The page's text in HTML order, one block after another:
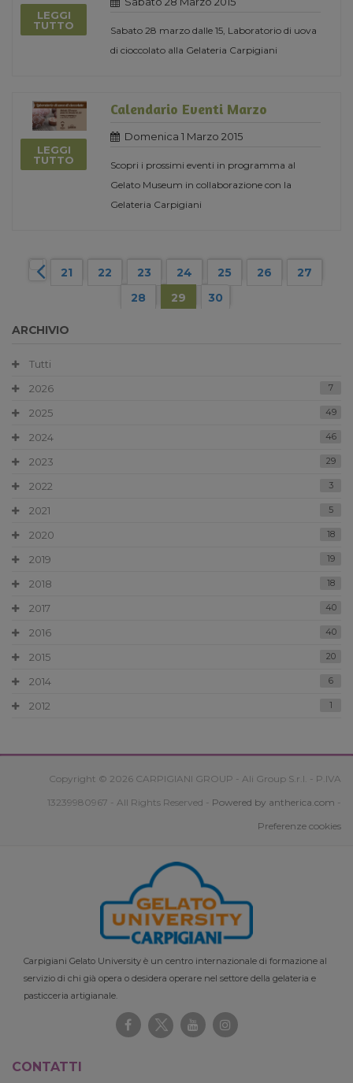
LEGGI
TUTTO
Sabato 28 marzo dalle 15, Laboratorio di uova
di cioccolato alla Gelateria Carpigiani
LEGGI
TUTTO
Calendario Eventi Marzo
Domenica 1 Marzo 2015
Scopri i prossimi eventi in programma al
Gelato Museum in collaborazione con la
Gelateria Carpigiani
21 22 23 24 25 26
27
28
29 30
ARCHIVIO
Tutti
2026
7
2025 49
2024 46
2023 29
2022 3
2021 5
2020 18
2019 19
2018 18
2017 40
2016 40
2015 20
2014 6
2012 1
Copyright © 2026 CARPIGIANI GROUP - Ali Group S.r.l. - P.IVA
13239980967 - All Rights Reserved - Powered by antherica.com -
Preferenze cookies
Carpigiani Gelato University è un centro internazionale di formazione al
servizio di chi già opera o desidera operare nel settore della gelateria e
pasticceria artigianale.
CONTATTI